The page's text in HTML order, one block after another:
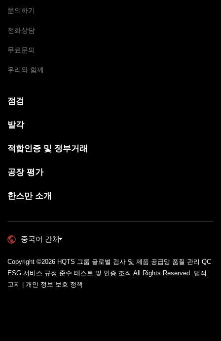
문의하기
전화상담
무료문의
우리와 함께
점검
발각
적합인증 및 정부거래
공장 평가
한스만 소개
중국어 간체
Copyright ©2026 HQTS 그룹 글로벌 검사 및 제품 공급망 품질 관리 QC
ESG 서비스 규정 준수 테스트 및 인증 조직 All Rights Reserved. 법적
고지 | 개인 정보 보호 정책